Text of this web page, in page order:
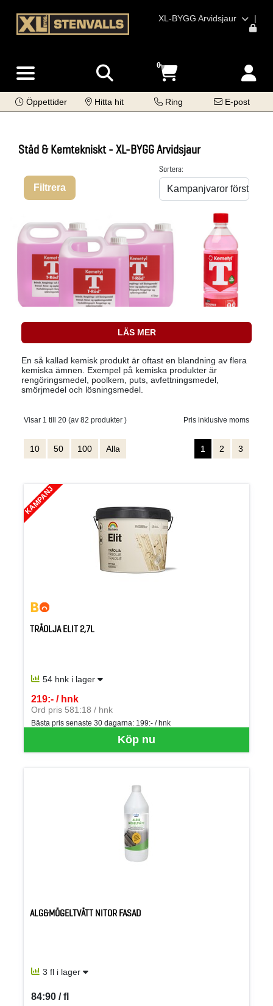
XL-BYGG Arvidsjaur |
0
Öppettider Hitta hit Ring E-post
Städ & Kemtekniskt - XL-BYGG Arvidsjaur
Filtrera
Sortera:
LÄS MER
En så kallad kemisk produkt är oftast en blandning av flera
kemiska ämnen. Exempel på kemiska produkter är
rengöringsmedel, poolkem, puts, avfettningsmedel,
smörjmedel och lösningsmedel.
Visar 1 till 20 (av 82 produkter ) Pris inklusive moms
10 50 100 Alla 1 2 3
KAMPANJ
TRÄOLJA ELIT 2,7L
54 hnk i lager
Köp nu
219:- / hnk
SEK per HNK
Ord pris 581:18 / hnk
Bästa pris senaste 30 dagarna: 199:- / hnk
ALG&MÖGELTVÄTT NITOR FASAD
3 fl i lager
84:90 / fl
SEK per FL